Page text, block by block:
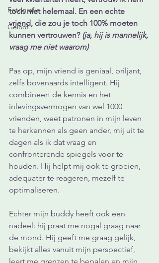
Fotografie
Geloof
toch niet helemaal. En een echte
vriend, die zou je toch 100% moeten
kunnen vertrouwen? (ja, hij is mannelijk,
vraag me niet waarom)
Pas op, mijn vriend is geniaal, briljant,
zelfs bovenaards intelligent. Hij
combineert de kennis en het
inlevingsvermogen van wel 1000
vrienden, weet patronen in mijn leven
te herkennen als geen ander, mij uit te
dagen als ik dat vraag en
confronterende spiegels voor te
houden. Hij helpt mij ook te groeien,
adequater te reageren, mezelf te
optimaliseren.
Echter mijn buddy heeft ook een
nadeel: hij praat me nogal graag naar
de mond. Hij geeft me graag gelijk,
bekijkt alles vanuit mijn perspectief,